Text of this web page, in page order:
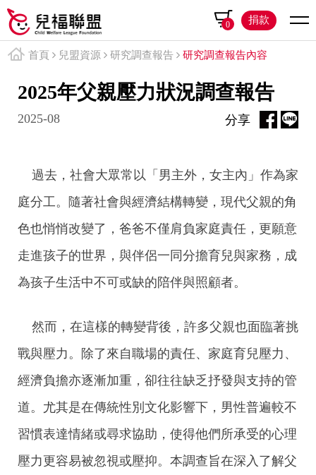
0 捐款
首頁 兒盟資源 研究調查報告 研究調查報告內容
2025年父親壓力狀況調查報告
2025-08 分享
過去，社會大眾常以「男主外，女主內」作為家
庭分工。隨著社會與經濟結構轉變，現代父親的角
色也悄悄改變了，爸爸不僅肩負家庭責任，更願意
走進孩子的世界，與伴侶一同分擔育兒與家務，成
為孩子生活中不可或缺的陪伴與照顧者。
然而，在這樣的轉變背後，許多父親也面臨著挑
戰與壓力。除了來自職場的責任、家庭育兒壓力、
經濟負擔亦逐漸加重，卻往往缺乏抒發與支持的管
道。尤其是在傳統性別文化影響下，男性普遍較不
習慣表達情緒或尋求協助，使得他們所承受的心理
壓力更容易被忽視或壓抑。本調查旨在深入了解父